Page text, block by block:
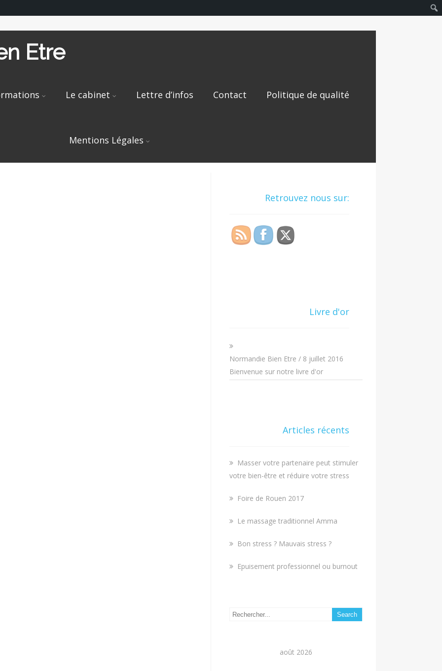
Etre
Le cabinet Lettre d’infos Contact Politique de qualité
Mentions Légales
Retrouvez nous sur:
Livre d'or
Normandie Bien Etre / 8 juillet 2016
Bienvenue sur notre livre d'or
Articles récents
Masser votre partenaire peut stimuler
votre bien-être et réduire votre stress
Foire de Rouen 2017
Le massage traditionnel Amma
Bon stress ? Mauvais stress ?
Epuisement professionnel ou burnout
août 2026